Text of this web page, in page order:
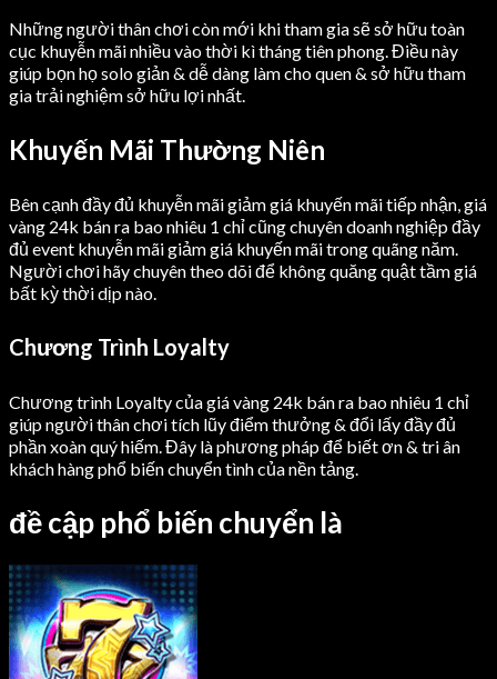
Những người thân chơi còn mới khi tham gia sẽ sở hữu toàn
cục khuyễn mãi nhiều vào thời kì tháng tiên phong. Điều này
giúp bọn họ solo giản & dễ dàng làm cho quen & sở hữu tham
gia trải nghiệm sở hữu lợi nhất.
Khuyến Mãi Thường Niên
Bên cạnh đầy đủ khuyễn mãi giảm giá khuyến mãi tiếp nhận, giá
vàng 24k bán ra bao nhiêu 1 chỉ cũng chuyên doanh nghiệp đầy
đủ event khuyễn mãi giảm giá khuyến mãi trong quãng năm.
Người chơi hãy chuyên theo dõi để không quăng quật tầm giá
bất kỳ thời dịp nào.
Chương Trình Loyalty
Chương trình Loyalty của giá vàng 24k bán ra bao nhiêu 1 chỉ
giúp người thân chơi tích lũy điểm thưởng & đổi lấy đầy đủ
phần xoàn quý hiếm. Đây là phương pháp để biết ơn & tri ân
khách hàng phổ biến chuyển tình của nền tảng.
đề cập phổ biến chuyển là